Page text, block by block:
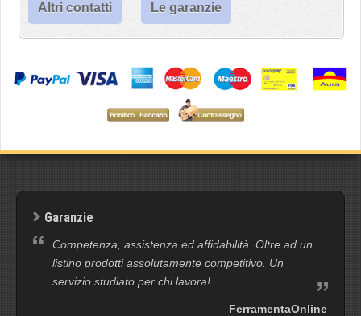
Altri contatti Le garanzie
Garanzie
Competenza, assistenza ed affidabilità. Oltre ad un
listino prodotti assolutamente competitivo. Un
servizio studiato per chi lavora!
FerramentaOnline